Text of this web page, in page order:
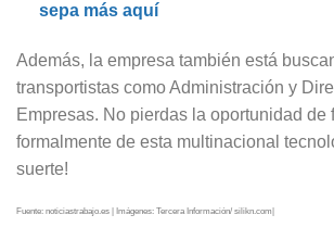
sepa más aquí
Además, la empresa también está
transportistas como Administración y
Empresas. No pierdas la oportunidad de
formalmente de esta multinacional
suerte!
Fuente: noticiastrabajo.es | Imágenes: Tercera Información/ silikn.com|